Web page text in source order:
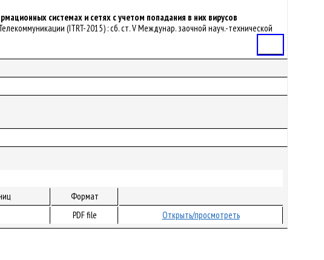
системах и сетях с учетом попадания в них вирусов
(ITRT-2015) : сб. ст. V Междунар. заочной науч.-технической
Формат
PDF file Открыть/просмотреть